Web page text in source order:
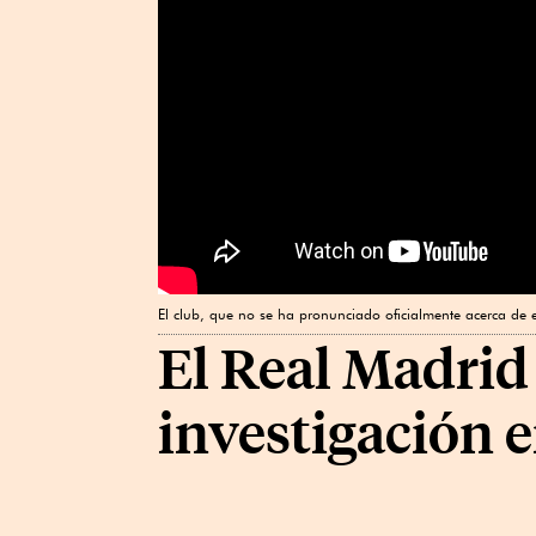
El club, que no se ha pronunciado oficialmente acerca de
El Real
investigación